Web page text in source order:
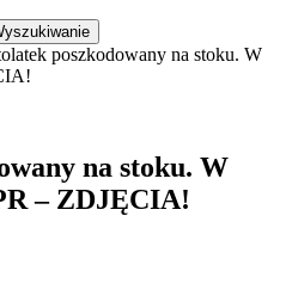
poszkodowany na stoku. W
na stoku. W
– ZDJĘCIA!